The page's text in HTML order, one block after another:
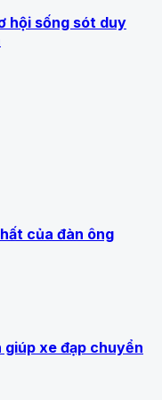
hội sống sót duy
của đàn ông
xe đạp chuyển